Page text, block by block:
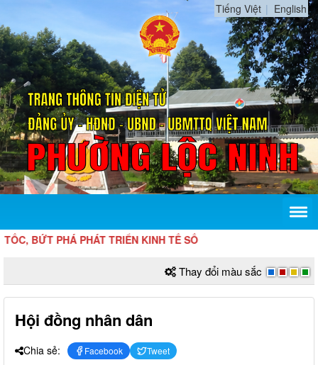
Tiếng Việt English
TOÀN TRÌNH ĐỂ TĂNG TỐC, BỨT
Thay đổi màu sắc
Hội đồng nhân dân
Chia sẻ: Facebook Tweet